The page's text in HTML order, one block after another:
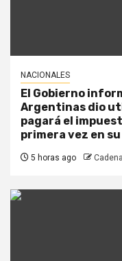
NACIONALES
El Gobierno
Argentinas dio
pagará el
primera vez en
5 horas ago